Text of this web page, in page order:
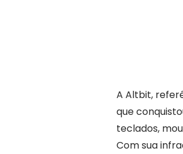
A Altbit,
que
teclados,
Com sua